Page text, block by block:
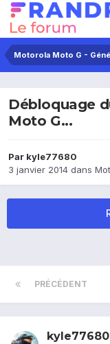
Motorola Moto G -
Débloquage
Moto G...
Par kyle77680
3 janvier 2014 dans
PRÉCÉDENT
kyle77680